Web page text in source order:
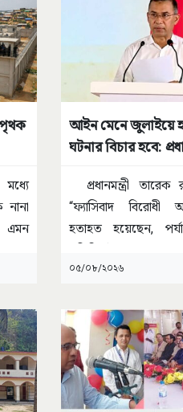
পৃথক
মধ্যে
এমন
আইন মেনে জুলাইয়ে
ঘটনার বিচার হবে:
প্রধানমন্ত্রী তারেক
“ফ্যাসিবাদ বিরোধী
হতাহত হয়েছেন,
০৫/০৮/২০২৬